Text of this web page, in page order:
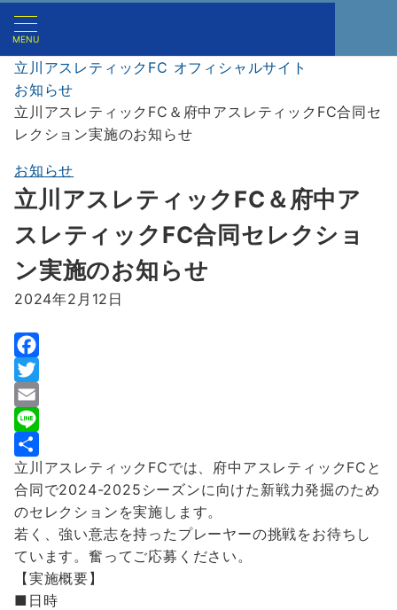
MENU
立川アスレティックFC オフィシャルサイト
お知らせ
立川アスレティックFC＆府中アスレティックFC合同セ
レクション実施のお知らせ
お知らせ
立川アスレティックFC＆府中ア
スレティックFC合同セレクショ
ン実施のお知らせ
2024年2月12日
F
a
c
e
b
o
o
k
T
w
t
t
e
r
E
m
a
i
l
L
i
n
e
共
有
立川アスレティックFCでは、府中アスレティックFCと
合同で2024-2025シーズンに向けた新戦力発掘のため
のセレクションを実施します。
若く、強い意志を持ったプレーヤーの挑戦をお待ちし
ています。奮ってご応募ください。
【実施概要】
■日時